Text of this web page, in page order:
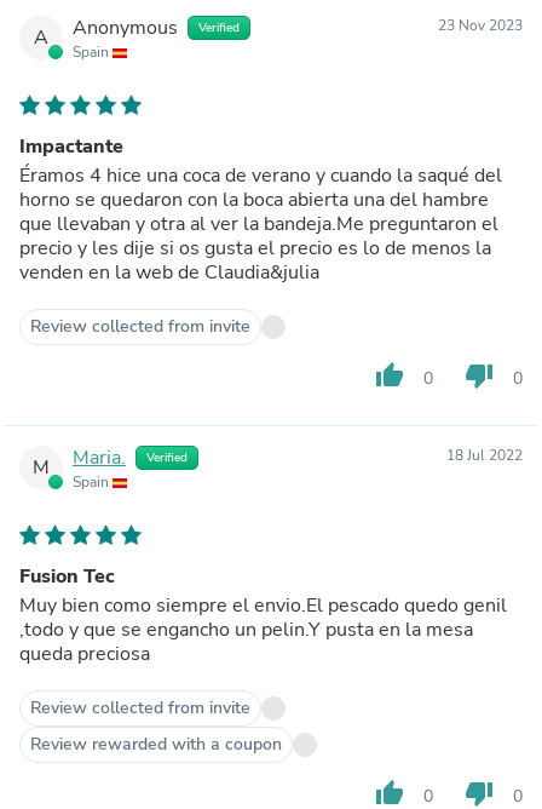
A Anonymous Verified
Spain
23 Nov 2023
Impactante
Éramos 4 hice una coca de verano y cuando la saqué del
horno se quedaron con la boca abierta una del hambre
que llevaban y otra al ver la bandeja.Me preguntaron el
precio y les dije si os gusta el precio es lo de menos la
venden en la web de Claudia&julia
Review collected from invite
thumb_up 0 thumb_down 0
M Maria. Verified
Spain
18 Jul 2022
Fusion Tec
Muy bien como siempre el envio.El pescado quedo genil
,todo y que se engancho un pelin.Y pusta en la mesa
queda preciosa
Review collected from invite
Review rewarded with a coupon
thumb_up 0 thumb_down 0